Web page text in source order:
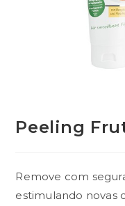
Peeling
Remove com
estimulando novas